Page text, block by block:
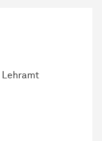
Lehramt